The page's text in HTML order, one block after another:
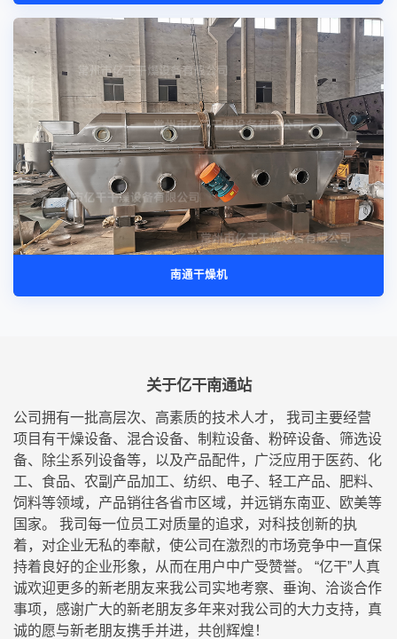
南通干燥机
关于亿干南通站
公司拥有一批高层次、高素质的技术人才， 我司主要经营
项目有干燥设备、混合设备、制粒设备、粉碎设备、筛选设
备、除尘系列设备等，以及产品配件，广泛应用于医药、化
工、食品、农副产品加工、纺织、电子、轻工产品、肥料、
饲料等领域，产品销往各省市区域，并远销东南亚、欧美等
国家。 我司每一位员工对质量的追求，对科技创新的执
着，对企业无私的奉献，使公司在激烈的市场竞争中一直保
持着良好的企业形象，从而在用户中广受赞誉。 “亿干”人真
诚欢迎更多的新老朋友来我公司实地考察、垂询、洽谈合作
事项，感谢广大的新老朋友多年来对我公司的大力支持，真
诚的愿与新老朋友携手并进，共创辉煌！